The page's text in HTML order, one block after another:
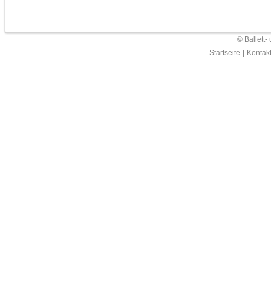
© Ballett-
Startseite
Kontakt